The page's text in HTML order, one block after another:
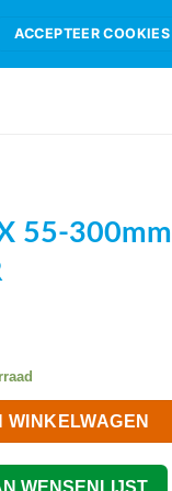
55-300mm
WINKELWAGEN
ACCEPTEER COOKIES